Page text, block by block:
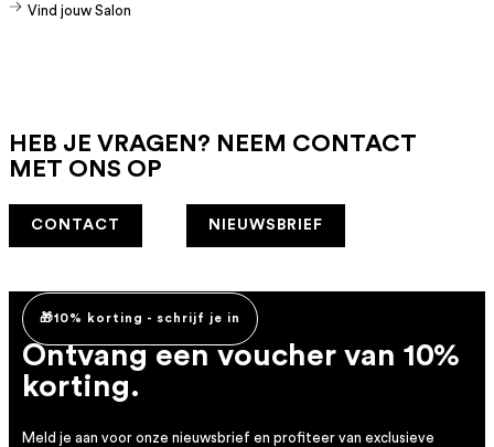
Vind jouw Salon
HEB JE VRAGEN? NEEM CONTACT
MET ONS OP
CONTACT NIEUWSBRIEF
🎁10% korting - schrijf je in
Ontvang een voucher van 10%
korting.
Meld je aan voor onze nieuwsbrief en profiteer van exclusieve